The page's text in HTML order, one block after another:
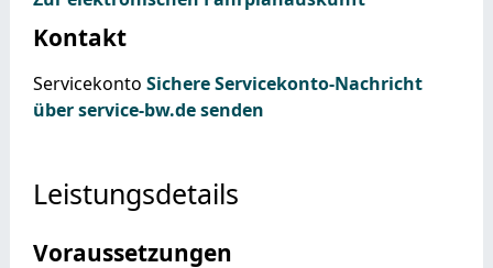
Kontakt
Servicekonto Sichere Servicekonto-Nachricht
über service-bw.de senden
Leistungsdetails
Voraussetzungen